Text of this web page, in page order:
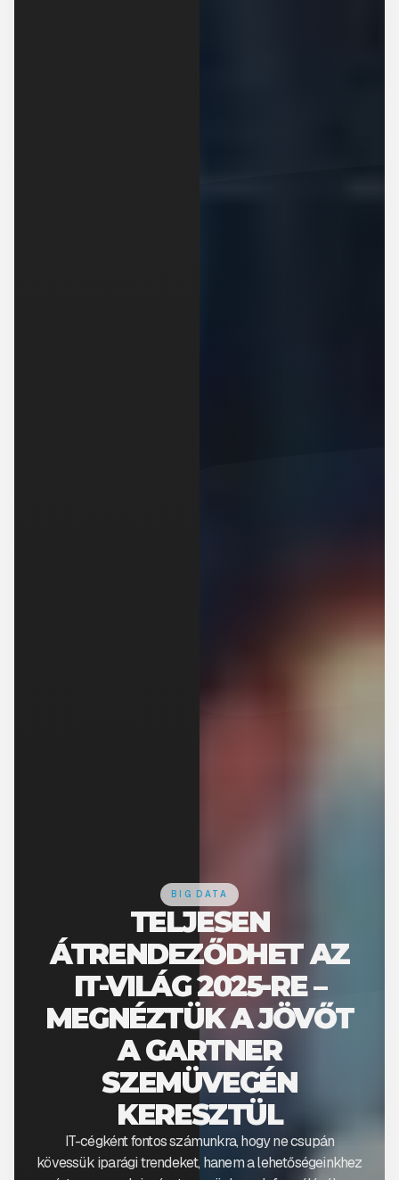
BIG DATA
TELJESEN
ÁTRENDEZŐDHET AZ
IT-VILÁG 2025-RE –
MEGNÉZTÜK A JÖVŐT
A GARTNER
SZEMÜVEGÉN
KERESZTÜL
IT-cégként fontos számunkra, hogy ne csupán
kövessük iparági trendeket, hanem a lehetőségeinkhez